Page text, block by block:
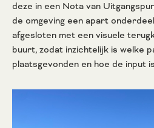
deze in een Nota van
de omgeving een apart
afgesloten met een visuele
buurt, zodat inzichtelijk is welke
plaatsgevonden en hoe de input